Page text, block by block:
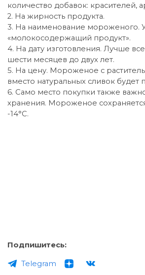
количество добавок: красителей,
2. На жирность продукта.
3. На наименование мороженого.
«молокосодержащий продукт».
4. На дату изготовления. Лучше
шести месяцев до двух лет.
5. На цену. Мороженое с
вместо натуральных сливок будет
6. Само место покупки также
хранения. Мороженое
-14°С.
Подпишитесь:
Telegram